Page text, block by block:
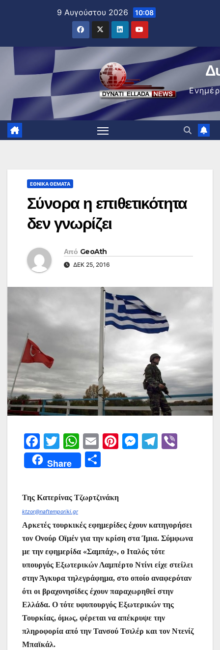
9 Αυγούστου 2026 10:08
ΕΘΝΙΚΆ ΘΈΜΑΤΑ
Σύνορα η επιθετικότητα
δεν γνωρίζει
Από GeoAth
ΔΕΚ 25, 2016
F
a
c
b
o
o
k
T
w
itt
W
h
at
A
p
p
E
m
ai
Pi
st
M
n
g
er
T
m
Share
ρ
α
σ
τε
ίτ
ε
Της Κατερίνας Τζωρτζινάκη
ktzor@naftemporiki.gr
Αρκετές τουρκικές εφημερίδες έχουν κατηγορήσει
τον Ονούρ Οϊμέν για την κρίση στα Ίμια. Σύμφωνα
με την εφημερίδα «Σαμπάχ», ο Ιταλός τότε
υπουργός Εξωτερικών Λαμπέρτο Ντίνι είχε στείλει
στην Άγκυρα τηλεγράφημα, στο οποίο αναφερόταν
ότι οι βραχονησίδες έχουν παραχωρηθεί στην
Ελλάδα. Ο τότε υφυπουργός Εξωτερικών της
Τουρκίας, όμως, φέρεται να απέκρυψε την
πληροφορία από την Τανσού Τσιλέρ και τον Ντενίζ
Μπαϊκάλ.